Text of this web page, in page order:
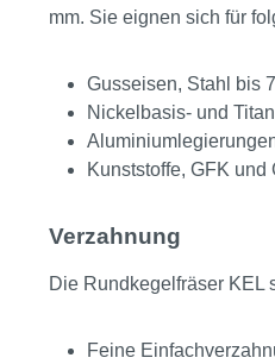
mm. Sie eignen sich für
Gusseisen, Stahl bis
Nickelbasis- und
Kunststoffe, GFK und
Verzahnung
Die Rundkegelfräser KEL
Feine